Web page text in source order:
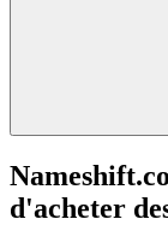
d'acheter